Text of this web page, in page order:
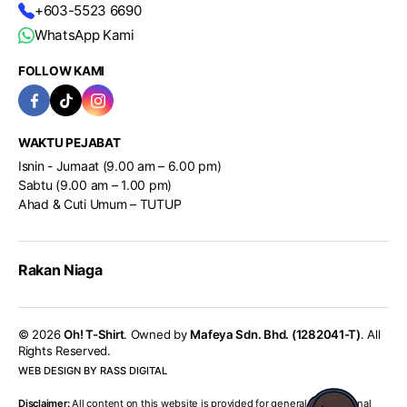
+603-5523 6690
WhatsApp Kami
FOLLOW KAMI
WAKTU PEJABAT
Isnin - Jumaat (9.00 am – 6.00 pm)
Sabtu (9.00 am – 1.00 pm)
Ahad & Cuti Umum – TUTUP
Rakan Niaga
© 2026Oh! T-Shirt. Owned by Mafeya Sdn. Bhd. (1282041-T). All
Rights Reserved.
WEB DESIGN BY RASS DIGITAL
Disclaimer:All content on this website is provided for general informational